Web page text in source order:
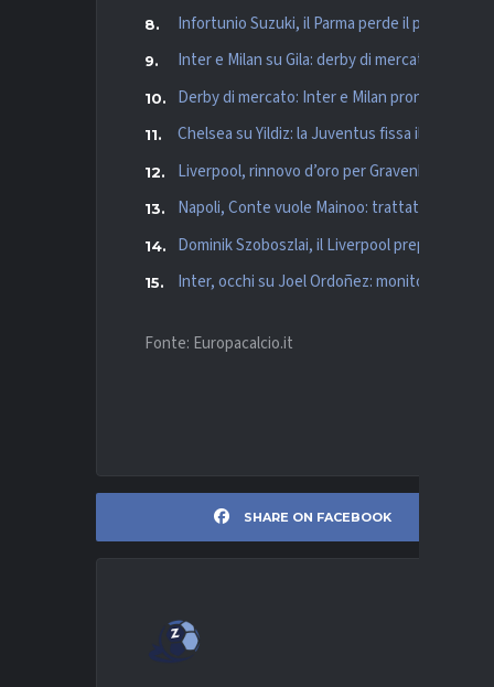
Infortunio Suzuki, il Parma perde il proprio
Inter e Milan su Gila: derby di mercato per il
Derby di mercato: Inter e Milan pronte a
Chelsea su Yildiz: la Juventus fissa il prezzo e
Liverpool, rinnovo d’oro per Gravenberch:
Napoli, Conte vuole Mainoo: trattativa col
Dominik Szoboszlai, il Liverpool prepara il
Inter, occhi su Joel Ordoñez: monitorato in
Fonte: Europacalcio.it
SHARE ON FACEBOOK